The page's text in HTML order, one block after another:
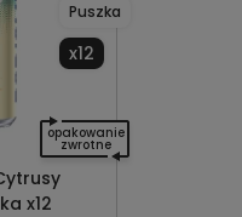
x12
Puszka
x12
opakowanie
zwrotne